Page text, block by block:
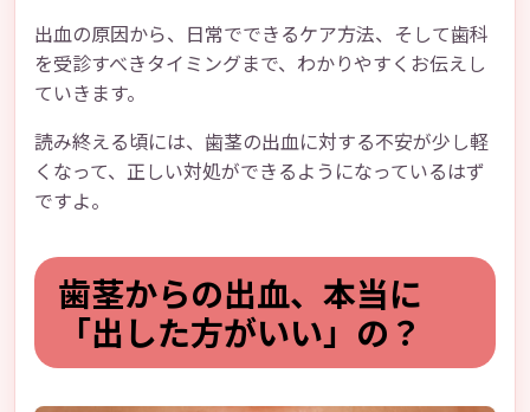
出血の原因から、日常でできるケア方法、そして歯科
を受診すべきタイミングまで、わかりやすくお伝えし
ていきます。
読み終える頃には、歯茎の出血に対する不安が少し軽
くなって、正しい対処ができるようになっているはず
ですよ。
歯茎からの出血、本当に
「出した方がいい」の？